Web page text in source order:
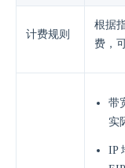
计费规则
根据
费，
带
实
IP